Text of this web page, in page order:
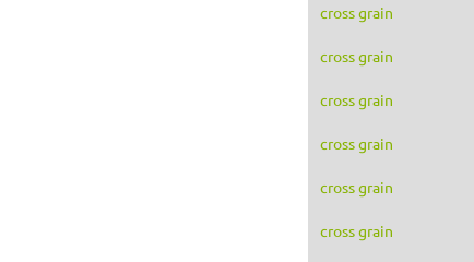
cross grain
cross grain
cross grain
cross grain
cross grain
cross grain